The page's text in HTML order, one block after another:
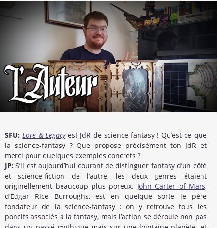
SFU: Lore & Legacyest JdR de science-fantasy ! Qu’est-ce que
la science-fantasy ? Que propose précisément ton JdR et
merci pour quelques exemples concrets ?
JP: S’il est aujourd’hui courant de distinguer fantasy d’un côté
et science-fiction de l’autre, les deux genres étaient
originellement beaucoup plus poreux. John Carter of Mars,
d’Edgar Rice Burroughs, est en quelque sorte le père
fondateur de la science-fantasy : on y retrouve tous les
poncifs associés à la fantasy, mais l’action se déroule non pas